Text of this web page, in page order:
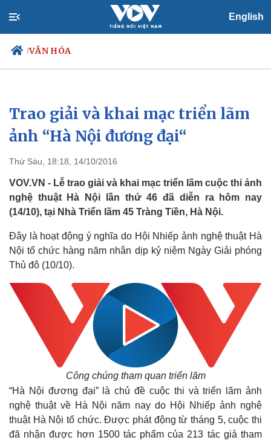
English
/VĂN HÓA
Chính trị
Đảng
Tổ chức nhân sự
Nhận diện sự thật
Xã hội
Tin 24h
Dự báo thời tiết
Việc làm
Biển đảo
Trao giải và khai mạc triển lãm
ảnh “Hà Nội đương đại“​
Thứ Sáu, 18:18, 14/10/2016
VOV.VN - Lễ trao giải và khai mạc triển lãm cuộc thi ảnh
nghệ thuật Hà Nội lần thứ 46 đã diễn ra hôm nay
(14/10), tại Nhà Triển lãm 45 Tràng Tiền, Hà Nội.
Đây là hoạt động ý nghĩa do Hội Nhiếp ảnh nghệ thuật Hà
Nội tổ chức hàng năm nhân dịp kỷ niệm Ngày Giải phóng
Thủ đô (10/10).
Công chúng tham quan triển lãm
“Hà Nội đương đại” là chủ đề cuộc thi và triển lãm ảnh
nghệ thuật về Hà Nội năm nay do Hội Nhiếp ảnh nghệ
thuật Hà Nội tổ chức. Được phát động từ tháng 5, cuộc thi
đã nhận được hơn 1500 tác phẩm của 213 tác giả tham